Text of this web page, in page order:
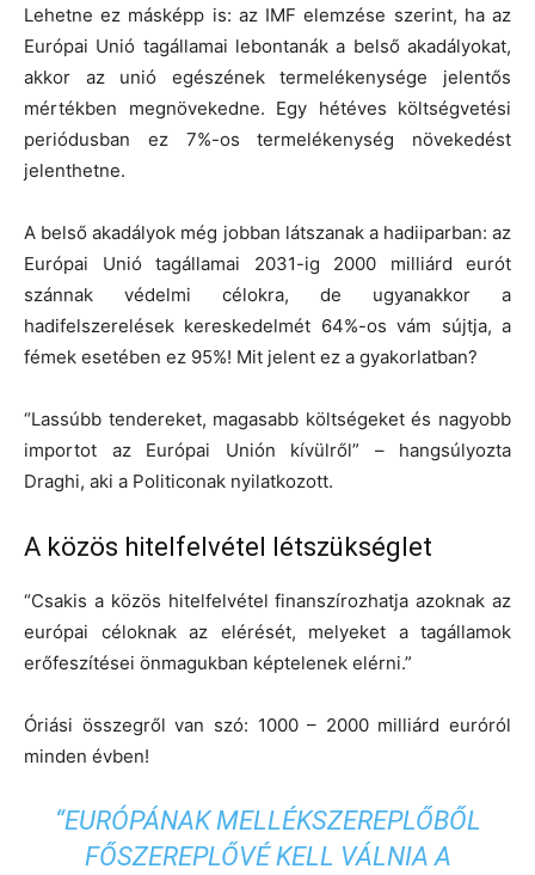
Lehetne ez másképp is: az IMF elemzése szerint, ha az
Európai Unió tagállamai lebontanák a belső akadályokat,
akkor az unió egészének termelékenysége jelentős
mértékben megnövekedne. Egy hétéves költségvetési
periódusban ez 7%-os termelékenység növekedést
jelenthetne.
A belső akadályok még jobban látszanak a hadiiparban: az
Európai Unió tagállamai 2031-ig 2000 milliárd eurót
szánnak védelmi célokra, de ugyanakkor a
hadifelszerelések kereskedelmét 64%-os vám sújtja, a
fémek esetében ez 95%! Mit jelent ez a gyakorlatban?
“Lassúbb tendereket, magasabb költségeket és nagyobb
importot az Európai Unión kívülről” – hangsúlyozta
Draghi, aki a Politiconak nyilatkozott.
A közös hitelfelvétel létszükséglet
“Csakis a közös hitelfelvétel finanszírozhatja azoknak az
európai céloknak az elérését, melyeket a tagállamok
erőfeszítései önmagukban képtelenek elérni.”
Óriási összegről van szó: 1000 – 2000 milliárd euróról
minden évben!
“EURÓPÁNAK MELLÉKSZEREPLŐBŐL
FŐSZEREPLŐVÉ KELL VÁLNIA A